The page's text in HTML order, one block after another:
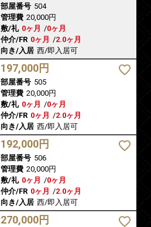
部屋番号 504
管理費 20,000円
敷/礼 0ヶ月 /0ヶ月
仲介/FR 0ヶ月 /2.0ヶ月
向き/入居 西/即入居可
197,000円
部屋番号 505
管理費 20,000円
敷/礼 0ヶ月 /0ヶ月
仲介/FR 0ヶ月 /2.0ヶ月
向き/入居 西/即入居可
192,000円
部屋番号 506
管理費 20,000円
敷/礼 0ヶ月 /0ヶ月
仲介/FR 0ヶ月 /2.0ヶ月
向き/入居 西/即入居可
270,000円